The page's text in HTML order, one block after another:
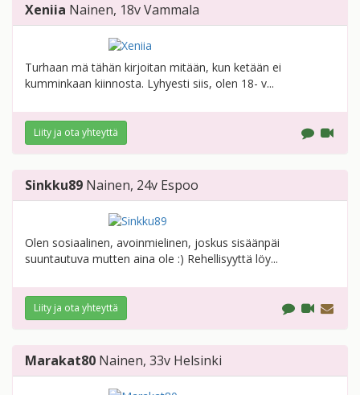
Xeniia Nainen, 18vVammala
Turhaan mä tähän kirjoitan mitään, kun ketään ei
kumminkaan kiinnosta. Lyhyesti siis, olen 18- v...
Liity ja ota yhteyttä
Sinkku89 Nainen, 24v Espoo
Olen sosiaalinen, avoinmielinen, joskus sisäänpäi
suuntautuva mutten aina ole :) Rehellisyyttä löy...
Liity ja ota yhteyttä
Marakat80 Nainen, 33v Helsinki